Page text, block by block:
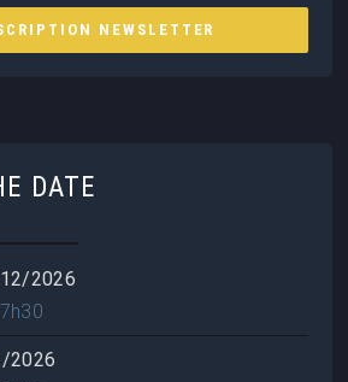
NEWSLETTER
DATE
2026
2026